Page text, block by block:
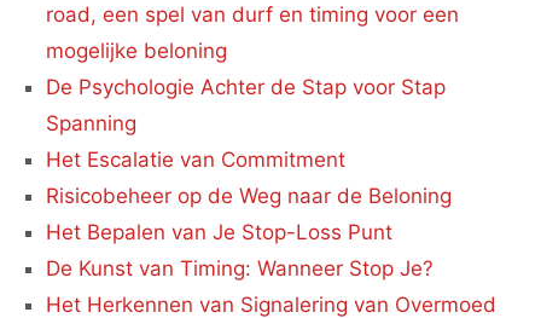
road, een spel van durf en timing voor een
mogelijke beloning
De Psychologie Achter de Stap voor Stap
Spanning
Het Escalatie van Commitment
Risicobeheer op de Weg naar de Beloning
Het Bepalen van Je Stop-Loss Punt
De Kunst van Timing: Wanneer Stop Je?
Het Herkennen van Signalering van Overmoed